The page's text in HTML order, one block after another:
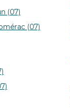
(07)
(07)